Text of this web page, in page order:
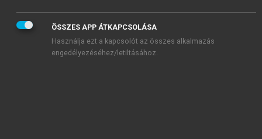
ÖSSZES APP ÁTKAPCSOLÁSA
Használja ezt a kapcsolót az összes alkalmazás
engedélyezéséhez/letiltásához.